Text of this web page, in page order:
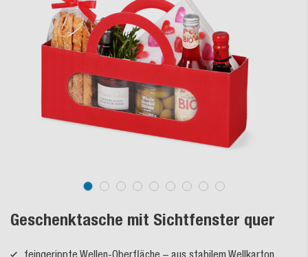
Geschenktasche mit Sichtfenster quer
feingerippte Wellen-Oberfläche – aus stabilem Wellkarton